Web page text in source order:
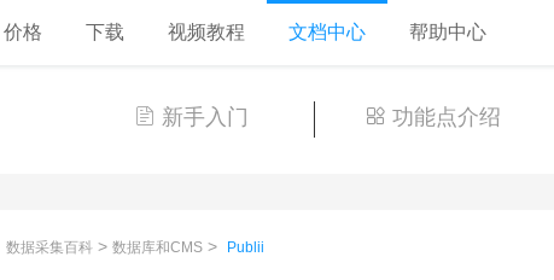
价格 下载 视频教程 文档中心 帮助中心
新手入门 功能点介绍
数据采集百科 > 数据库和CMS > Publii